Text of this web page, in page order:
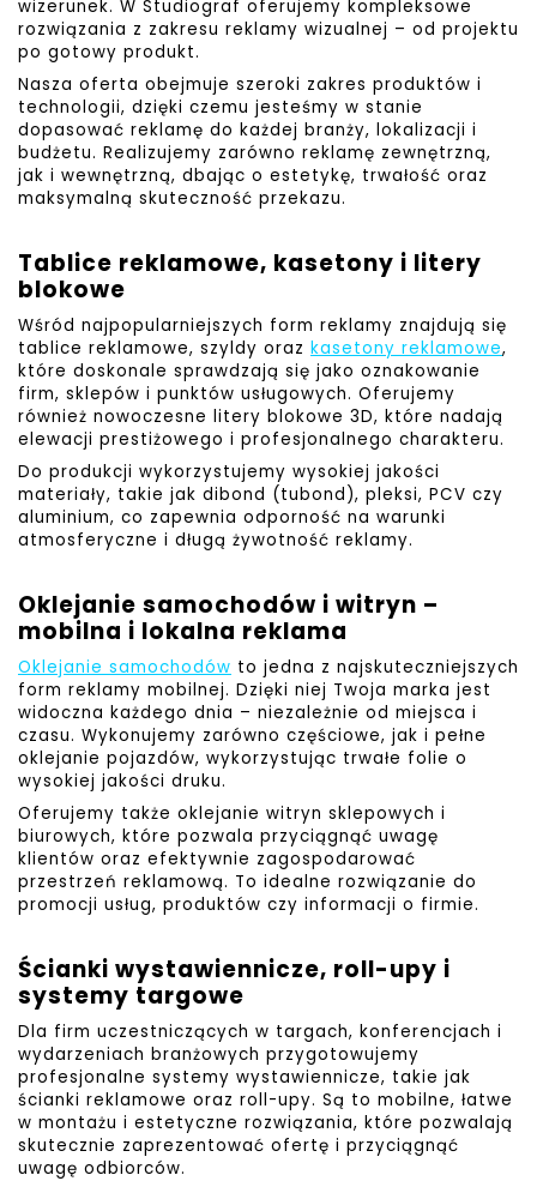
wizerunek. W Studiograf oferujemy kompleksowe
rozwiązania z zakresu reklamy wizualnej – od projektu
po gotowy produkt.
Nasza oferta obejmuje szeroki zakres produktów i
technologii, dzięki czemu jesteśmy w stanie
dopasować reklamę do każdej branży, lokalizacji i
budżetu. Realizujemy zarówno reklamę zewnętrzną,
jak i wewnętrzną, dbając o estetykę, trwałość oraz
maksymalną skuteczność przekazu.
Tablice reklamowe, kasetony i litery
blokowe
Wśród najpopularniejszych form reklamy znajdują się
tablice reklamowe, szyldy oraz kasetony reklamowe,
które doskonale sprawdzają się jako oznakowanie
firm, sklepów i punktów usługowych. Oferujemy
również nowoczesne litery blokowe 3D, które nadają
elewacji prestiżowego i profesjonalnego charakteru.
Do produkcji wykorzystujemy wysokiej jakości
materiały, takie jak dibond (tubond), pleksi, PCV czy
aluminium, co zapewnia odporność na warunki
atmosferyczne i długą żywotność reklamy.
Oklejanie samochodów i witryn –
mobilna i lokalna reklama
Oklejanie samochodów to jedna z najskuteczniejszych
form reklamy mobilnej. Dzięki niej Twoja marka jest
widoczna każdego dnia – niezależnie od miejsca i
czasu. Wykonujemy zarówno częściowe, jak i pełne
oklejanie pojazdów, wykorzystując trwałe folie o
wysokiej jakości druku.
Oferujemy także oklejanie witryn sklepowych i
biurowych, które pozwala przyciągnąć uwagę
klientów oraz efektywnie zagospodarować
przestrzeń reklamową. To idealne rozwiązanie do
promocji usług, produktów czy informacji o firmie.
Ścianki wystawiennicze, roll-upy i
systemy targowe
Dla firm uczestniczących w targach, konferencjach i
wydarzeniach branżowych przygotowujemy
profesjonalne systemy wystawiennicze, takie jak
ścianki reklamowe oraz roll-upy. Są to mobilne, łatwe
w montażu i estetyczne rozwiązania, które pozwalają
skutecznie zaprezentować ofertę i przyciągnąć
uwagę odbiorców.